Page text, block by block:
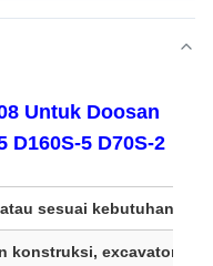
Untuk Doosan
D160S-5 D70S-2
sesuai kebutuhan
konstruksi, excavator, dan